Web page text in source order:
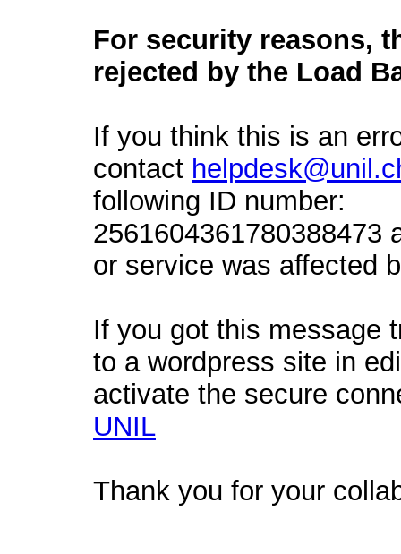
For security reasons,
rejected by the Load
If you think this is an
contact
following ID number:
2561604361780388473
or service was affected
If you got this message
to a wordpress site in
activate the secure
UNIL
Thank you for your